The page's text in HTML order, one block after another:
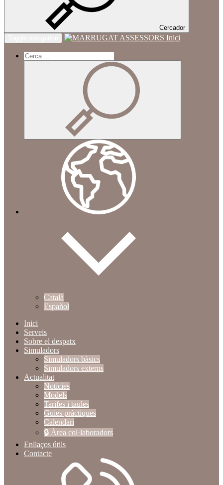
Cercador
Inici
Català
Español
Inici
Serveis
Sobre el despatx
Simuladors
Simuladors bàsics
Simuladors externs
Actualitat
Notícies
Models
Tarifes i taules
Guies pràctiques
Calendari
🔒 Àrea col·laboradors
Enllaços útils
Contacte